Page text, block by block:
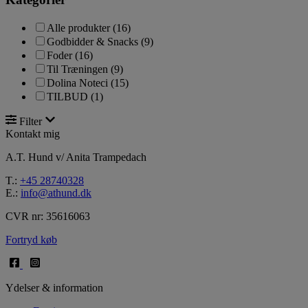
Alle produkter (16)
Godbidder & Snacks (9)
Foder (16)
Til Træningen (9)
Dolina Noteci (15)
TILBUD (1)
Filter
Kontakt mig
A.T. Hund v/ Anita Trampedach
T.: +45 28740328
E.: info@athund.dk
CVR nr: 35616063
Fortryd køb
Ydelser & information